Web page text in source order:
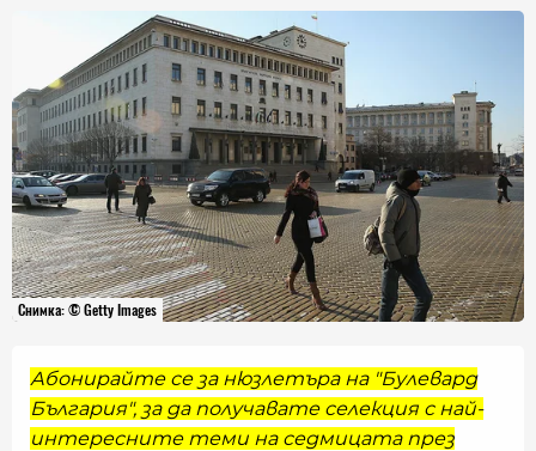
Снимка: © Getty Images
Абонирайте се за нюзлетъра на "Булевард
България", за да получавате селекция с най-
интересните теми на седмицата през